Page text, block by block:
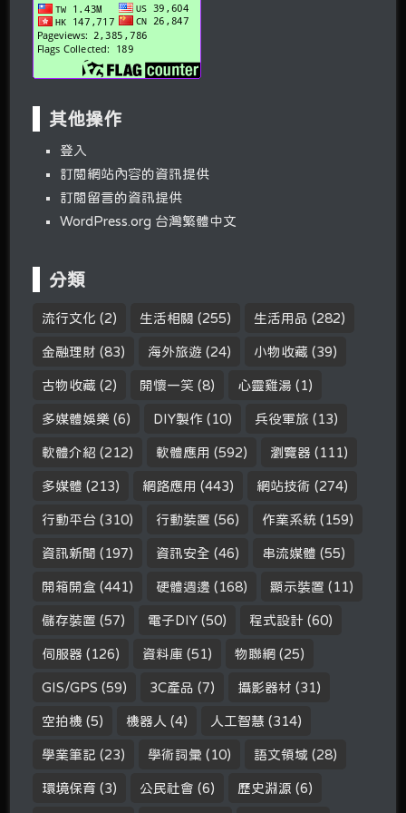
其他操作
登入
訂閱網站內容的資訊提供
訂閱留言的資訊提供
WordPress.org 台灣繁體中文
分類
流行文化 (2) 生活相關 (255) 生活用品 (282)
金融理財 (83) 海外旅遊 (24) 小物收藏 (39)
古物收藏 (2) 開懷一笑 (8) 心靈雞湯 (1)
多媒體娛樂 (6) DIY製作 (10) 兵役軍旅 (13)
軟體介紹 (212) 軟體應用 (592) 瀏覽器 (111)
多媒體 (213) 網路應用 (443) 網站技術 (274)
行動平台 (310) 行動裝置 (56) 作業系統 (159)
資訊新聞 (197) 資訊安全 (46) 串流媒體 (55)
開箱開盒 (441) 硬體週邊 (168) 顯示裝置 (11)
儲存裝置 (57) 電子DIY (50) 程式設計 (60)
伺服器 (126) 資料庫 (51) 物聯網 (25)
GIS/GPS (59) 3C產品 (7) 攝影器材 (31)
空拍機 (5) 機器人 (4) 人工智慧 (314)
學業筆記 (23) 學術詞彙 (10) 語文領域 (28)
環境保育 (3) 公民社會 (6) 歷史淵源 (6)